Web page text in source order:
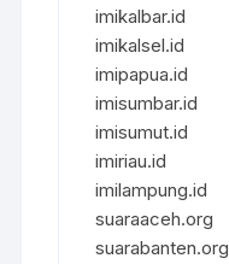
imikalbar.id
imikalsel.id
imipapua.id
imisumbar.id
imisumut.id
imiriau.id
imilampung.id
suaraaceh.org
suarabanten.org